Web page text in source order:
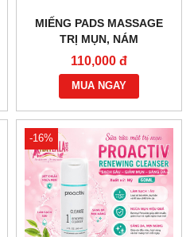
MIẾNG PADS MASSAGE
TRỊ MỤN, NÁM
NEUTROGENA
7MIẾNG/HỘP - 0902966670
- 0933555070 -
THANHLALA.COM:
110,000 đ
MUA NGAY
-16%